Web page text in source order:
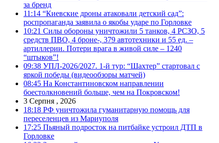
за бренд
11:14 “Киевские дроны атаковали детский сад”:
роспропаганда заявила о якобы ударе по Горловке
10:21 Силы обороны уничтожили 5 танков, 4 РСЗО, 5
средств ПВО, 4 броне-, 379 автотехники и 55 ед. –
артиллерии. Потери врага в живой силе – 1240
“штыков”!
09:38 УПЛ-2026/2027. 1-й тур: “Шахтер” стартовал с
яркой победы (видеообзоры матчей)
08:45 На Константиновском направлении
боестолкновений больше, чем на Покровском!
3 Серпня , 2026
18:18 РФ уничтожила гуманитарную помощь для
переселенцев из Мариуполя
17:25 Пьяный подросток на питбайке устроил ДТП в
Горловке